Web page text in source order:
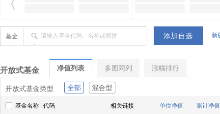
基金 请输入基金代码、名称或简拼 新
开放式基金 净值列表 多图同列 涨幅排行
开放式基金类型 全部 混合型
基金名称 | 代码 相关链接 单位净值 累计净值